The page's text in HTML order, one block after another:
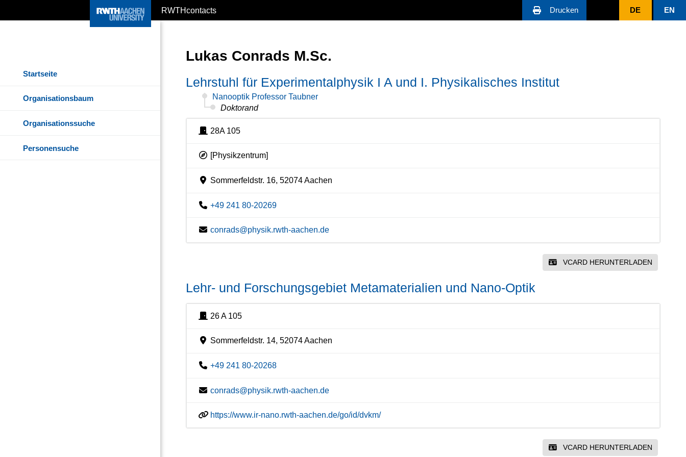
RWTHcontacts Drucken DE EN
Startseite
Organisationsbaum
Organisationssuche
Personensuche
Lukas Conrads M.Sc.
Lehrstuhl für Experimentalphysik I A und I. Physikalisches Institut
Nanooptik Professor Taubner
Doktorand
28A 105
[Physikzentrum]
Sommerfeldstr. 16, 52074 Aachen
+49 241 80-20269
conrads@physik.rwth-aachen.de
VCARD HERUNTERLADEN
Lehr- und Forschungsgebiet Metamaterialien und Nano-Optik
26 A 105
Sommerfeldstr. 14, 52074 Aachen
+49 241 80-20268
conrads@physik.rwth-aachen.de
https://www.ir-nano.rwth-aachen.de/go/id/dvkm/
VCARD HERUNTERLADEN